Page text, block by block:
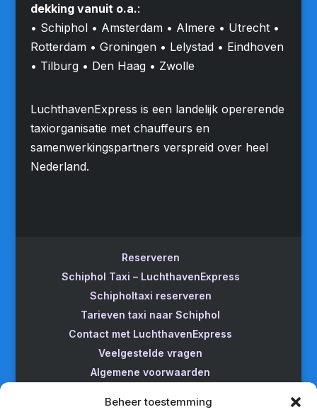
Beheer toestemming
dekking vanuit o.a.:
• Schiphol • Amsterdam • Almere • Utrecht •
Rotterdam • Groningen • Lelystad • Eindhoven
• Tilburg • Den Haag • Zwolle
LuchthavenExpress is een landelijk opererende
taxiorganisatie met chauffeurs en
samenwerkingspartners verspreid over heel
Nederland.
Reserveren
Schiphol Taxi – LuchthavenExpress
Schipholtaxi reserveren
Tarieven taxi naar Schiphol
Contact met LuchthavenExpress
Veelgestelde vragen
Algemene voorwaarden